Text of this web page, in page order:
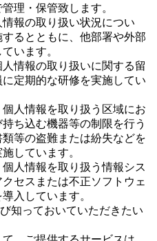
理・保管致します。
情報の取り扱い状況につい
るとともに、他部署や外部
います。
人情報の取り扱いに関する留
定期的な研修を実施してい
個人情報を取り扱う区域にお
ち込む機器等の制限を行う
等の盗難または紛失などを
しています。
個人情報を取り扱う情報シス
セスまたは不正ソフトウェ
入しています。
知っておいていただきたい